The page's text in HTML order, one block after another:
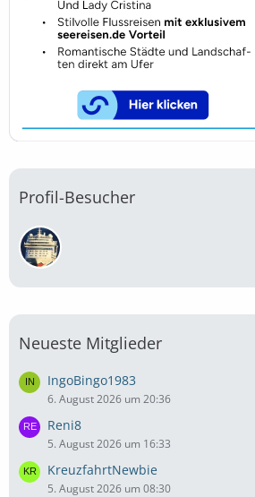
Profil-Besucher
Neueste Mitglieder
IngoBingo1983
6. August 2026 um 20:36
Reni8
5. August 2026 um 16:33
KreuzfahrtNewbie
5. August 2026 um 08:30